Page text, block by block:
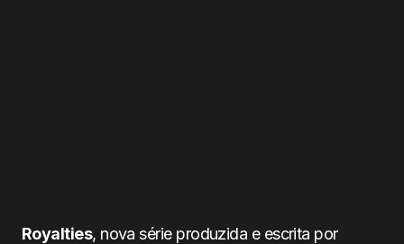
Royalties, nova série produzida e escrita por